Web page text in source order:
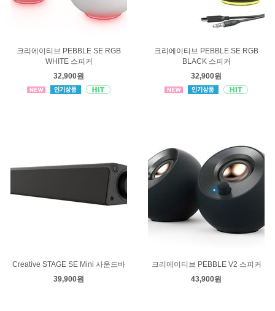
크리에이티브 PEBBLE SE RGB
WHITE 스피커
32,900원
크리에이티브 PEBBLE SE RGB
BLACK 스피커
32,900원
Creative STAGE SE Mini 사운드바
39,900원
크리에이티브 PEBBLE V2 스피커
43,900원